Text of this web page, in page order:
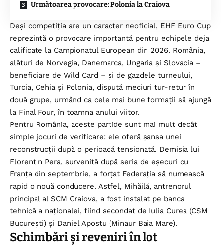
Următoarea provocare: Polonia la Craiova
Deși competiția are un caracter neoficial, EHF Euro Cup
reprezintă o provocare importantă pentru echipele deja
calificate la Campionatul European din 2026. România,
alături de Norvegia, Danemarca, Ungaria și Slovacia –
beneficiare de Wild Card – și de gazdele turneului,
Turcia, Cehia și Polonia, dispută meciuri tur-retur în
două grupe, urmând ca cele mai bune formații să ajungă
la Final Four, în toamna anului viitor.
Pentru România, aceste partide sunt mai mult decât
simple jocuri de verificare: ele oferă șansa unei
reconstrucții după o perioadă tensionată. Demisia lui
Florentin Pera, survenită după seria de eșecuri cu
Franța din septembrie, a forțat Federația să numească
rapid o nouă conducere. Astfel, Mihăilă, antrenorul
principal al SCM Craiova, a fost instalat pe banca
tehnică a naționalei, fiind secondat de Iulia Curea (CSM
București) și Daniel Apostu (Minaur Baia Mare).
Schimbări și reveniri în lot